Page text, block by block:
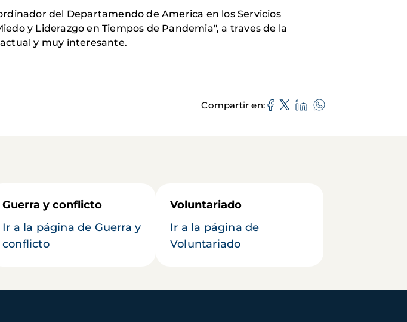
del Departamendo de America en los Servicios
y Liderazgo en Tiempos de Pandemia", a traves de la
y muy interesante.
Compartir en
Guerra y conflicto
Ir a la página de Guerra y
conflicto
Voluntariado
Ir a la página de
Voluntariado